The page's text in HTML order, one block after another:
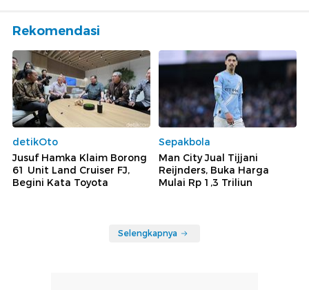
Rekomendasi
detikOto
Jusuf Hamka Klaim Borong
61 Unit Land Cruiser FJ,
Begini Kata Toyota
Sepakbola
Man City Jual Tijjani
Reijnders, Buka Harga
Mulai Rp 1,3 Triliun
Selengkapnya